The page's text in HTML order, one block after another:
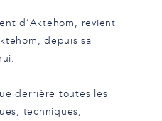
d’Aktehom, revient
depuis sa
derrière toutes les
techniques,